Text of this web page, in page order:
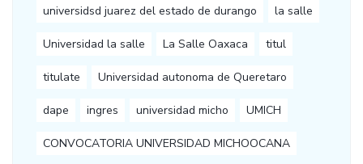
universidsd juarez del estado de durango la salle
Universidad la salle La Salle Oaxaca titul
titulate Universidad autonoma de Queretaro
dape ingres universidad micho UMICH
CONVOCATORIA UNIVERSIDAD MICHOOCANA